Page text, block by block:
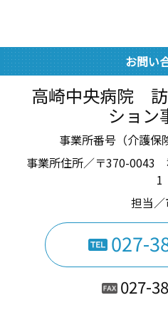
お問い
高崎中央病院
ション
事業所番号（介護保
事業所住所／〒370-0043
1
担当／
027-
027-